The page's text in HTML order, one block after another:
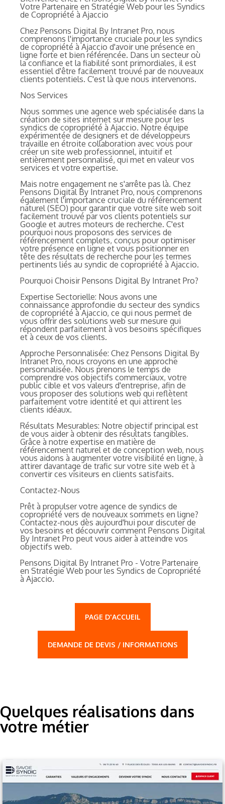
Votre Partenaire en Stratégie Web pour les Syndics
de Copropriété à Ajaccio
Chez Pensons Digital By Intranet Pro, nous
comprenons l'importance cruciale pour les syndics
de copropriété à Ajaccio d'avoir une présence en
ligne forte et bien référencée. Dans un secteur où
la confiance et la fiabilité sont primordiales, il est
essentiel d'être facilement trouvé par de nouveaux
clients potentiels. C'est là que nous intervenons.
Nos Services
Nous sommes une agence web spécialisée dans la
création de sites internet sur mesure pour les
syndics de copropriété à Ajaccio. Notre équipe
expérimentée de designers et de développeurs
travaille en étroite collaboration avec vous pour
créer un site web professionnel, intuitif et
entièrement personnalisé, qui met en valeur vos
services et votre expertise.
Mais notre engagement ne s'arrête pas là. Chez
Pensons Digital By Intranet Pro, nous comprenons
également l'importance cruciale du référencement
naturel (SEO) pour garantir que votre site web soit
facilement trouvé par vos clients potentiels sur
Google et autres moteurs de recherche. C'est
pourquoi nous proposons des services de
référencement complets, conçus pour optimiser
votre présence en ligne et vous positionner en
tête des résultats de recherche pour les termes
pertinents liés au syndic de copropriété à Ajaccio.
Pourquoi Choisir Pensons Digital By Intranet Pro?
Expertise Sectorielle: Nous avons une
connaissance approfondie du secteur des syndics
de copropriété à Ajaccio, ce qui nous permet de
vous offrir des solutions web sur mesure qui
répondent parfaitement à vos besoins spécifiques
et à ceux de vos clients.
Approche Personnalisée: Chez Pensons Digital By
Intranet Pro, nous croyons en une approche
personnalisée. Nous prenons le temps de
comprendre vos objectifs commerciaux, votre
public cible et vos valeurs d'entreprise, afin de
vous proposer des solutions web qui reflètent
parfaitement votre identité et qui attirent les
clients idéaux.
Résultats Mesurables: Notre objectif principal est
de vous aider à obtenir des résultats tangibles.
Grâce à notre expertise en matière de
référencement naturel et de conception web, nous
vous aidons à augmenter votre visibilité en ligne, à
attirer davantage de trafic sur votre site web et à
convertir ces visiteurs en clients satisfaits.
Contactez-Nous
Prêt à propulser votre agence de syndics de
copropriété vers de nouveaux sommets en ligne?
Contactez-nous dès aujourd'hui pour discuter de
vos besoins et découvrir comment Pensons Digital
By Intranet Pro peut vous aider à atteindre vos
objectifs web.
Pensons Digital By Intranet Pro - Votre Partenaire
en Stratégie Web pour les Syndics de Copropriété
à Ajaccio.
PAGE D'ACCUEIL
DEMANDE DE DEVIS / INFORMATIONS
Quelques réalisations dans
votre métier